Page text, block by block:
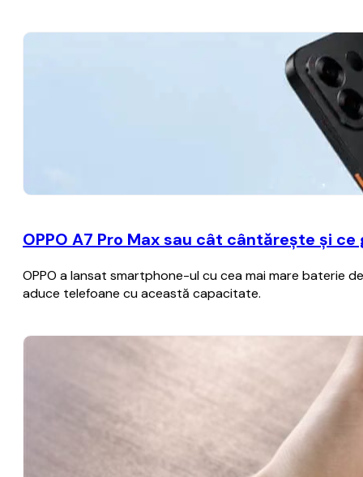
OPPO A7 Pro Max sau cât cântărește și
OPPO a lansat smartphone-ul cu cea mai mare baterie
aduce telefoane cu această capacitate.